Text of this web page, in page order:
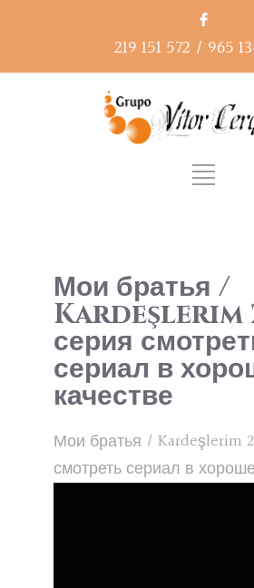
219 151 572 / 965
Мои братья /
Kardeşlerim
серия
сериал в
качестве
Мои братья / Kardeşlerim
смотреть сериал в